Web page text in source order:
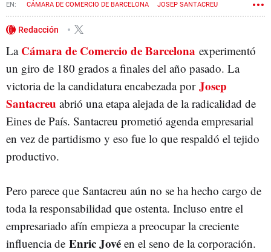
CÁMARA DE COMERCIO DE BARCELONA JOSEP SANTACREU
Redacción
La Cámara de Comercio deBarcelona experimentó
un giro de 180 grados a finales del año pasado. La
victoria de la candidatura encabezada por Josep
Santacreu abrió una etapa alejada de la radicalidad de
Eines de País. Santacreu prometió agenda empresarial
en vez de partidismo y eso fue lo que respaldó el tejido
productivo.
Pero parece que Santacreu aún no se ha hecho cargo de
toda la responsabilidad que ostenta. Incluso entre el
empresariado afín empieza a preocupar la creciente
influencia de Enric Jové en el seno de la corporación.